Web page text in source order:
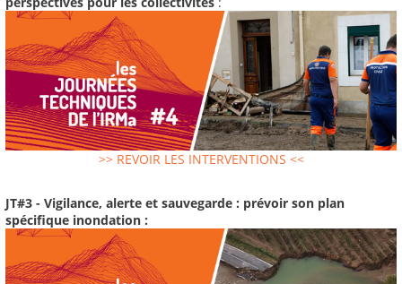
>> REVOIR LES INTERVENTIONS <<
JT#3 - Vigilance, alerte et sauvegarde : prévoir son plan
spécifique inondation :